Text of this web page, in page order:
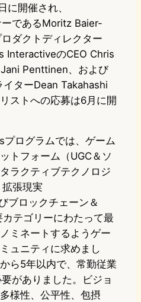
に開催され、
であるMoritz Baier-
ダクトディレクター
InteractiveのCEO Chris
Penttinen、および
ターDean Takahashi
ストへの応募は6月に開
ログラムでは、ゲーム
トフォーム（UGC＆ソ
ラクティブテクノロジ
張現実
ブロックチェーン＆
テゴリーにわたって最
ミネートするようゲー
ュニティに求めまし
ら5年以内で、常勤従業
がありました。ビジョ
様性、公平性、包摂